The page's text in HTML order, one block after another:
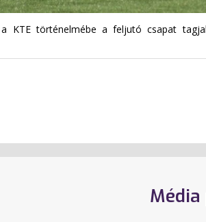
KTE történelmébe a feljutó csapat